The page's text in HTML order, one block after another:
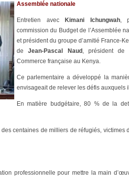
Assemblée nationale
Entretien avec Kimani Ichungwah,
commission du Budget de l’Assemblée
et président du groupe d’amitié France-
deJean-Pascal Naud , président de
Commerce française au Kenya.
Ce parlementaire a développé la
envisageait de relever les défis auxquels
En matière budgétaire, 80 % de la
centaines de milliers de réfugiés, victimes
professionnelle pour mettre la main